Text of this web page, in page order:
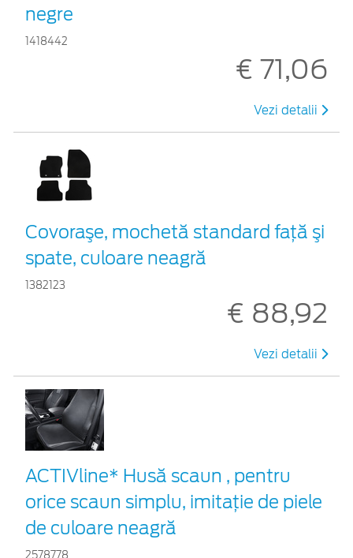
negre
1418442
€ 71,06
Vezi detalii
Covoraşe, mochetă standard faţă şi
spate, culoare neagră
1382123
€ 88,92
Vezi detalii
ACTIVline* Husă scaun , pentru
orice scaun simplu, imitație de piele
de culoare neagră
2578778